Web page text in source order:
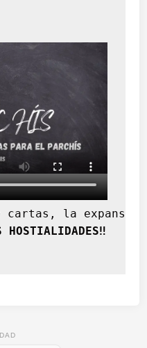
cartas, la
HOSTIALIDADES‼️